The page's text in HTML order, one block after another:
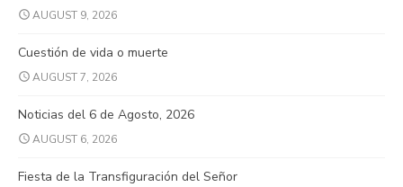
AUGUST 9, 2026
Cuestión de vida o muerte
AUGUST 7, 2026
Noticias del 6 de Agosto, 2026
AUGUST 6, 2026
Fiesta de la Transfiguración del Señor